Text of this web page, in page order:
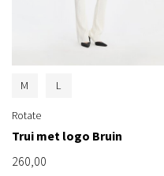
M L
Rotate
Trui met logo Bruin
260,00